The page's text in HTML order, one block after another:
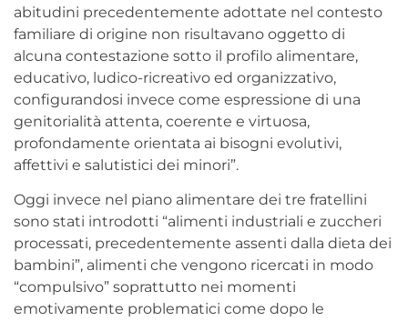
abitudini precedentemente adottate nel contesto
familiare di origine non risultavano oggetto di
alcuna contestazione sotto il profilo alimentare,
educativo, ludico-ricreativo ed organizzativo,
configurandosi invece come espressione di una
genitorialità attenta, coerente e virtuosa,
profondamente orientata ai bisogni evolutivi,
affettivi e salutistici dei minori”.
Oggi invece nel piano alimentare dei tre fratellini
sono stati introdotti “alimenti industriali e zuccheri
processati, precedentemente assenti dalla dieta dei
bambini”, alimenti che vengono ricercati in modo
“compulsivo” soprattutto nei momenti
emotivamente problematici come dopo le